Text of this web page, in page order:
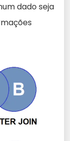
dado seja